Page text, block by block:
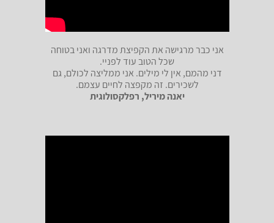
אני כבר מרגישה את הקפיצת מדרגה ואני בטוחה
שכל הטוב עוד לפניי.
דני מהמם, אין לי מילים. אני ממליצה לכולם, גם
לשכירים. זה מקפצה לחיים עצמם.
יאנה מיריל, רפלקסולוגית